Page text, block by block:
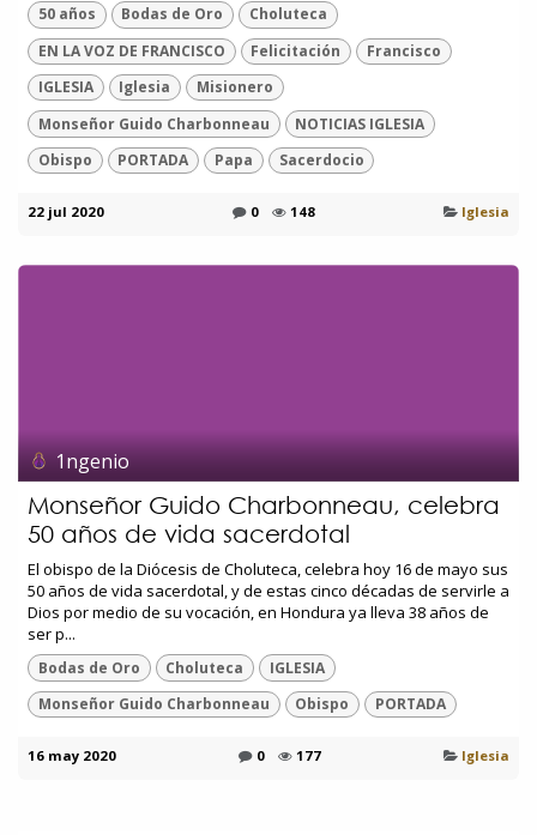
50 años Bodas de Oro
Choluteca
EN LA VOZ DE FRANCISCO
Felicitación
Francisco
IGLESIA
Iglesia
Misionero
Monseñor Guido Charbonneau
NOTICIAS IGLESIA
Obispo
PORTADA Papa Sacerdocio
22 jul 2020 0 148 Iglesia
1ngenio
Monseñor Guido Charbonneau, celebra
50 años de vida sacerdotal
El obispo de la Diócesis de Choluteca, celebra hoy 16 de mayo sus
50 años de vida sacerdotal, y de estas cinco décadas de servirle a
Dios por medio de su vocación, en Hondura ya lleva 38 años de
ser p...
Bodas de Oro Choluteca
IGLESIA
Monseñor Guido Charbonneau
Obispo PORTADA
16 may 2020 0 177 Iglesia